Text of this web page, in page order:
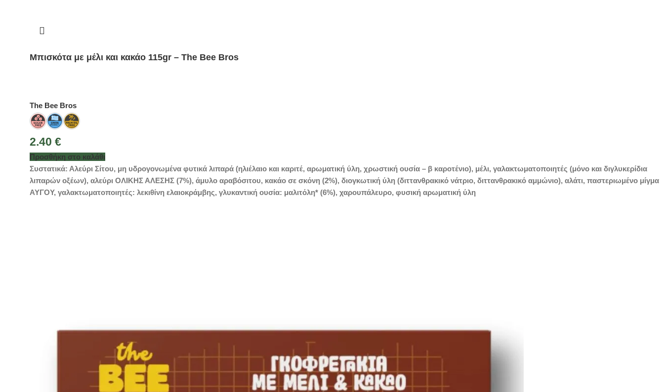
Μπισκότα με μέλι και κακάο 115gr – The Bee Bros
The Bee Bros
2.40 €
Προσθήκη στο καλάθι
Συστατικά: Αλεύρι Σίτου, μη υδρογονωμένα φυτικά λιπαρά (ηλιέλαιο και καριτέ, αρωματική ύλη, χρωστική ουσία – β καροτένιο), μέλι, γαλακτωματοποιητές (μόνο και διγλυκερίδια
λιπαρών οξέων), αλεύρι ΟΛΙΚΗΣ ΑΛΕΣΗΣ (7%), άμυλο αραβόσιτου, κακάο σε σκόνη (2%), διογκωτική ύλη (διττανθρακικό νάτριο, διττανθρακικό αμμώνιο), αλάτι, παστεριωμένο μίγμα
ΑΥΓΟΥ, γαλακτωματοποιητές: λεκιθίνη ελαιοκράμβης, γλυκαντική ουσία: μαλιτόλη* (6%), χαρουπάλευρο, φυσική αρωματική ύλη